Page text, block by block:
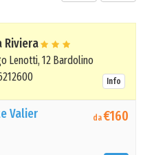
Riviera
Lenotti, 12 Bardolino
Info
Valier da€160